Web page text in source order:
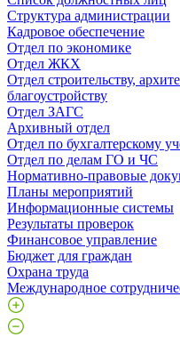
Структура администрации
Кадровое обеспечение
Отдел по экономике
Отдел ЖКХ
Отдел строительству,
благоустройству
Отдел ЗАГС
Архивный отдел
Отдел по бухгалтерскому
Отдел по делам ГО и ЧС
Нормативно-правовые
Планы мероприятий
Информационные системы
Результаты проверок
Финансовое управление
Бюджет для граждан
Охрана труда
Международное